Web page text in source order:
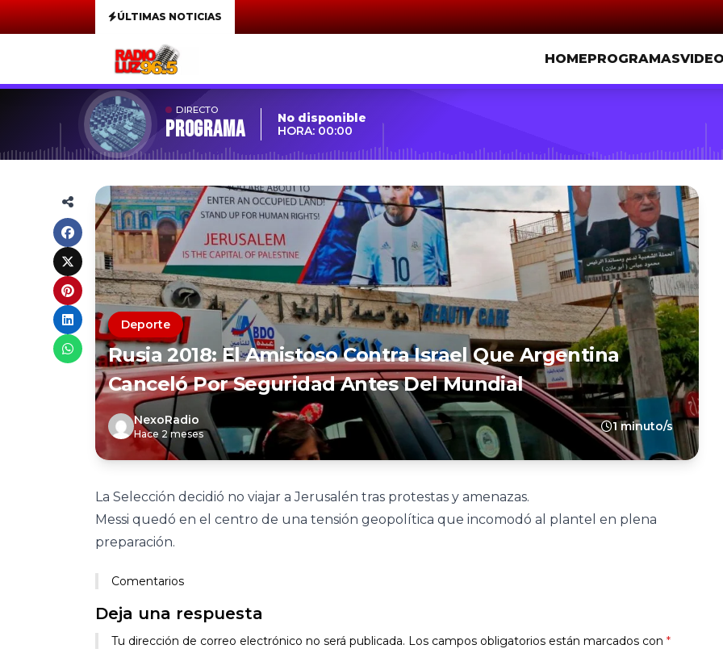
ÚLTIMAS NOTICIAS
HOMEPROGRAMAS
DIRECTO
Programa
No disponible
HORA: 00:00
Deporte
Rusia 2018: El Amistoso Contra Israel Que Argentina
Canceló Por Seguridad Antes Del Mundial
NexoRadio
Hace 2 meses
1 minuto/s
La Selección decidió no viajar a Jerusalén tras protestas y amenazas.
Messi quedó en el centro de una tensión geopolítica que incomodó al plantel en plena
preparación.
Comentarios
Deja una respuesta
Tu dirección de correo electrónico no será publicada. Los campos obligatorios están marcados con *